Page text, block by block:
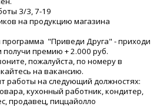
3/3, 7-19
на продукцию магазина
программа "Приведи Друга" - приходи
получи премию + 2.000 руб.
пожалуйста, по номеру в
на вакансию.
работы на следующий должностях:
кухонный работник, кондитер,
продавец, пиццайолло